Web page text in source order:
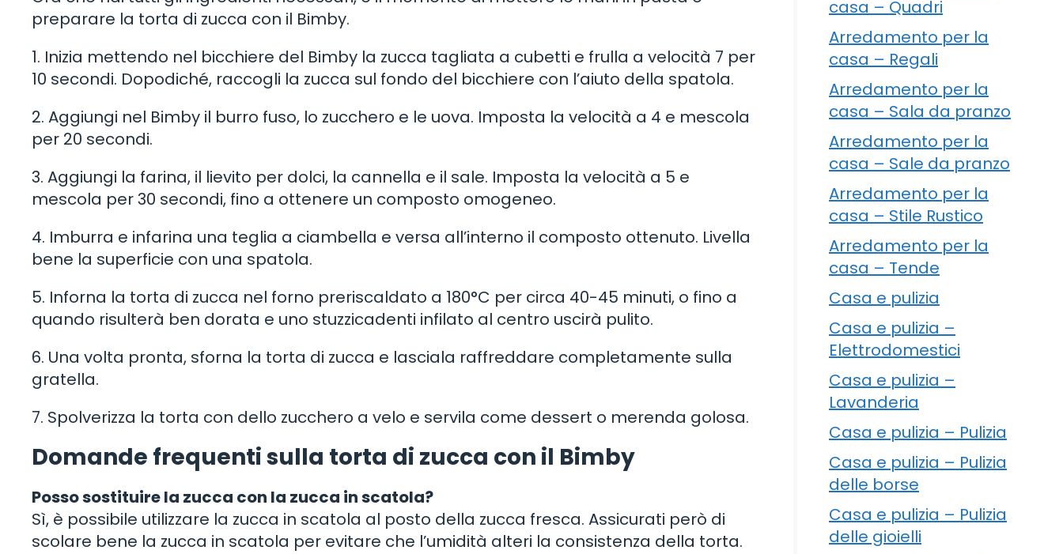
preparare la torta di zucca con il Bimby.
1. Inizia mettendo nel bicchiere del Bimby la zucca tagliata a cubetti e frulla a velocità 7 per
10 secondi. Dopodiché, raccogli la zucca sul fondo del bicchiere con l’aiuto della spatola.
2. Aggiungi nel Bimby il burro fuso, lo zucchero e le uova. Imposta la velocità a 4 e mescola
per 20 secondi.
3. Aggiungi la farina, il lievito per dolci, la cannella e il sale. Imposta la velocità a 5 e
mescola per 30 secondi, fino a ottenere un composto omogeneo.
4. Imburra e infarina una teglia a ciambella e versa all’interno il composto ottenuto. Livella
bene la superficie con una spatola.
5. Inforna la torta di zucca nel forno preriscaldato a 180°C per circa 40-45 minuti, o fino a
quando risulterà ben dorata e uno stuzzicadenti infilato al centro uscirà pulito.
6. Una volta pronta, sforna la torta di zucca e lasciala raffreddare completamente sulla
gratella.
7. Spolverizza la torta con dello zucchero a velo e servila come dessert o merenda golosa.
Domande frequenti sulla torta di zucca con il Bimby
Posso sostituire la zucca con la zucca in scatola?
Sì, è possibile utilizzare la zucca in scatola al posto della zucca fresca. Assicurati però di
scolare bene la zucca in scatola per evitare che l’umidità alteri la consistenza della torta.
casa – Quadri
Arredamento per la
casa – Regali
Arredamento per la
casa – Sala da pranzo
Arredamento per la
casa – Sale da pranzo
Arredamento per la
casa – Stile Rustico
Arredamento per la
casa – Tende
Casa e pulizia
Casa e pulizia –
Elettrodomestici
Casa e pulizia –
Lavanderia
Casa e pulizia – Pulizia
Casa e pulizia – Pulizia
delle borse
Casa e pulizia – Pulizia
delle gioielli